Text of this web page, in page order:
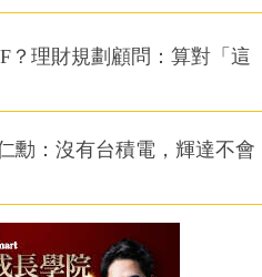
？理財規劃顧問：算對「這
勳：沒有台積電，輝達不會